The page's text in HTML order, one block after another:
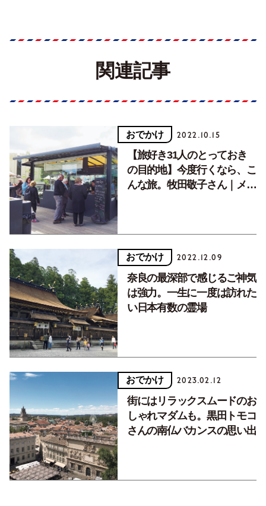
関連記事
おでかけ 2022.10.15
【旅好き31人のとっておき
の目的地】今度行くなら、こ
んな旅。牧田敬子さん｜メル
おでかけ 2022.12.09
奈良の最深部で感じるご神気
は強力。一生に一度は訪れた
い日本有数の霊場
おでかけ 2023.02.12
街にはリラックスムードのお
しゃれマダムも。黒田トモコ
さんの南仏バカンスの思い出